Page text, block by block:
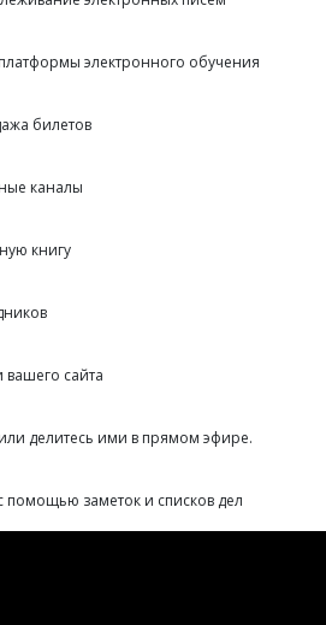
электронного обучения
билетов
каналы
книгу
сайта
делитесь ими в прямом эфире.
помощью заметок и списков дел